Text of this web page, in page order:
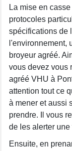
La mise en
protocoles
spécifications de
l'environnement,
broyeur agréé.
vous devez vous
agréé VHU à
attention tout ce
à mener et aussi
prendre. Il vous
de les alerter
Ensuite, en